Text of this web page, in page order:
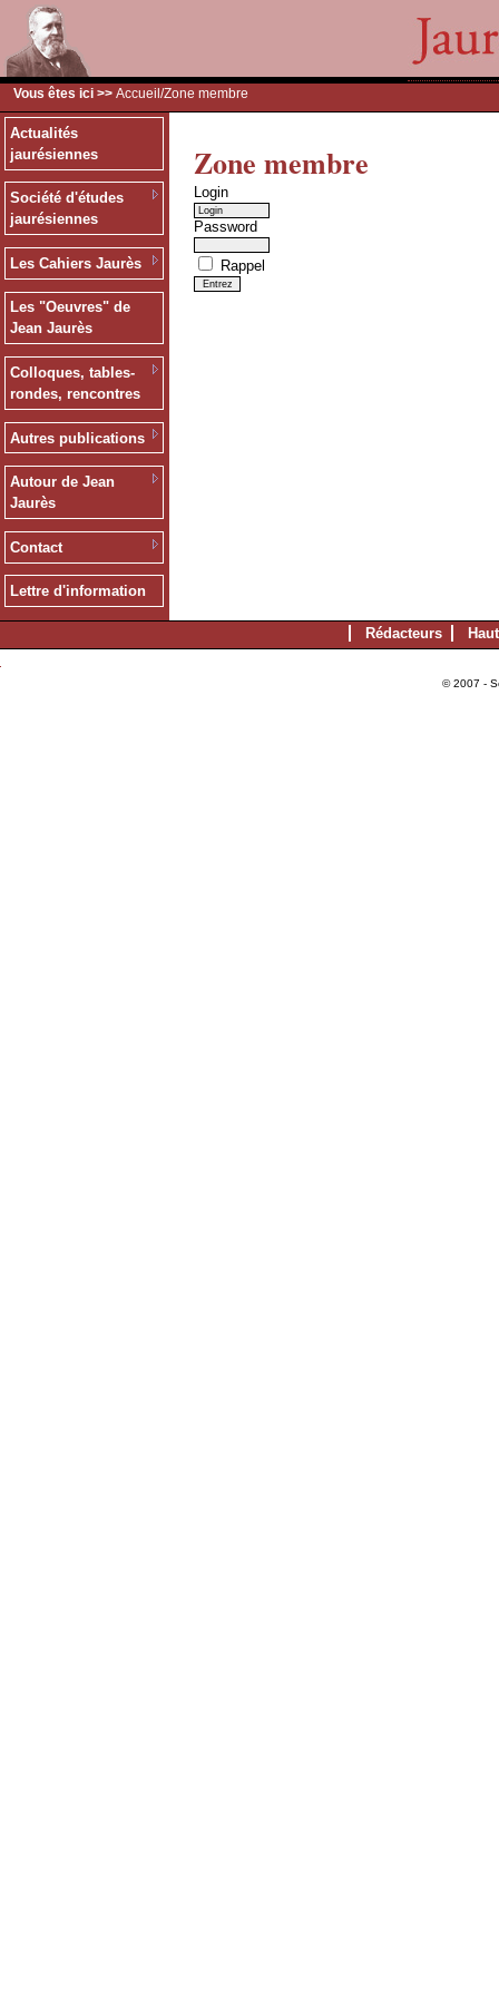
Vous êtes ici >> Accueil /Zone membre
Actualités
jaurésiennes
Société d'études
jaurésiennes
Les Cahiers Jaurès
Les "Oeuvres" de
Jean Jaurès
Colloques, tables-
rondes, rencontres
Autres publications
Autour de Jean
Jaurès
Contact
Lettre d'information
Zone membre
Login
Password
Rappel
Rédacteurs
© 2007 -